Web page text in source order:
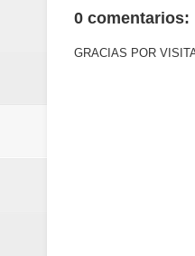
0 comentarios:
GRACIAS POR